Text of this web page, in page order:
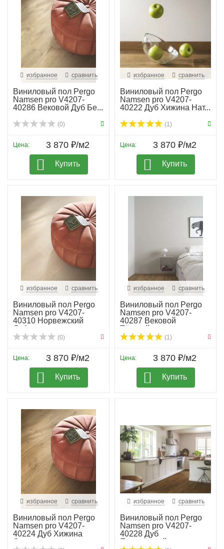
избранное сравнить
Виниловый пол Pergo
Namsen pro V4207-
40286 Вековой Дуб Бе...
(0)
Цена: 3 870 ₽/м2
Купить
избранное сравнить
Виниловый пол Pergo
Namsen pro V4207-
40222 Дуб Хижина Нат...
(1)
Цена: 3 870 ₽/м2
Купить
избранное сравнить
Виниловый пол Pergo
Namsen pro V4207-
40310 Норвежский
Дуб...
(0)
Цена: 3 870 ₽/м2
Купить
избранное сравнить
Виниловый пол Pergo
Namsen pro V4207-
40287 Вековой
Тёмный...
(1)
Цена: 3 870 ₽/м2
Купить
избранное сравнить
Виниловый пол Pergo
Namsen pro V4207-
40224 Дуб Хижина
Све...
избранное сравнить
Виниловый пол Pergo
Namsen pro V4207-
40228 Дуб
Приозёрный...